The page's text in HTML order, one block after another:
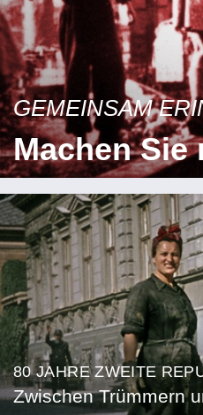
GEMEINSAM
Machen Sie
80 JAHRE ZWEITE
Zwischen Trümmern